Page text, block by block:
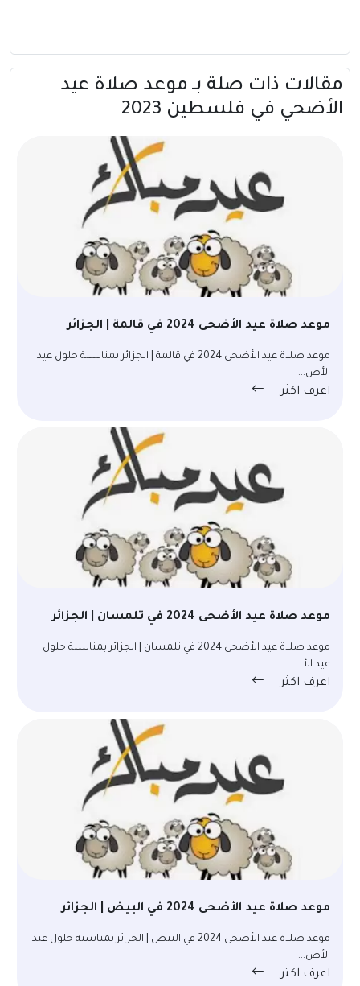
مقالات ذات صلة بــ موعد صلاة عيد
الأضحي في فلسطين 2023
موعد صلاة عيد الأضحى 2024 في قالمة | الجزائر
موعد صلاة عيد الأضحى 2024 في قالمة | الجزائر بمناسبة حلول عيد
الأض...
اعرف اكثر
موعد صلاة عيد الأضحى 2024 في تلمسان | الجزائر
موعد صلاة عيد الأضحى 2024 في تلمسان | الجزائر بمناسبة حلول
عيد الأ...
اعرف اكثر
موعد صلاة عيد الأضحى 2024 في البيض | الجزائر
موعد صلاة عيد الأضحى 2024 في البيض | الجزائر بمناسبة حلول عيد
الأض...
اعرف اكثر